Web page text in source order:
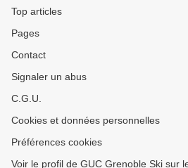
Top articles
Pages
Contact
Signaler un abus
C.G.U.
Cookies et données personnelles
Préférences cookies
Voir le profil de GUC Grenoble Ski sur